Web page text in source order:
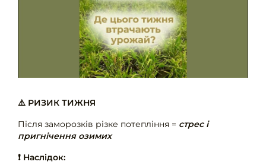
⚠️ РИЗИК ТИЖНЯ
Після заморозків різке потепління = стрес і
пригнічення озимих
❗ Наслідок: